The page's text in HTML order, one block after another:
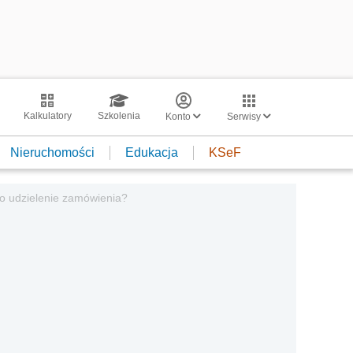
Kalkulatory Szkolenia Konto Serwisy
Nieruchomości Edukacja KSeF
udzielenie zamówienia?